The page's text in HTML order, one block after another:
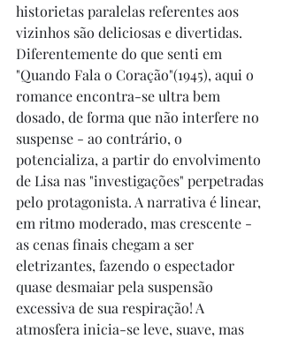
historietas paralelas referentes aos
vizinhos são deliciosas e divertidas.
Diferentemente do que senti em
"Quando Fala o Coração"(1945), aqui o
romance encontra-se ultra bem
dosado, de forma que não interfere no
suspense - ao contrário, o
potencializa, a partir do envolvimento
de Lisa nas "investigações" perpetradas
pelo protagonista. A narrativa é linear,
em ritmo moderado, mas crescente -
as cenas finais chegam a ser
eletrizantes, fazendo o espectador
quase desmaiar pela suspensão
excessiva de sua respiração! A
atmosfera inicia-se leve, suave, mas